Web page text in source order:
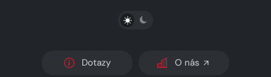
PŘEPNOUT SVĚTLÝ/TMAVÝ REŽIM
Dotazy O nás